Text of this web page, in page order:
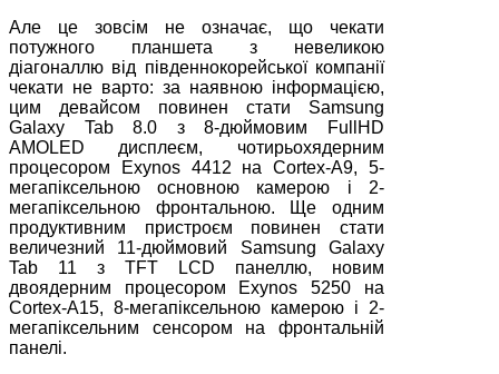
Але це зовсім не означає, що чекати
потужного планшета з невеликою
діагоналлю від південнокорейської компанії
чекати не варто: за наявною інформацією,
цим девайсом повинен стати Samsung
Galaxy Tab 8.0 з 8-дюймовим FullHD
AMOLED дисплеєм, чотирьохядерним
процесором Exynos 4412 на Cortex-A9, 5-
мегапіксельною основною камерою і 2-
мегапіксельною фронтальною. Ще одним
продуктивним пристроєм повинен стати
величезний 11-дюймовий Samsung Galaxy
Tab 11 з TFT LCD панеллю, новим
двоядерним процесором Exynos 5250 на
Cortex-A15, 8-мегапіксельною камерою і 2-
мегапіксельним сенсором на фронтальній
панелі.